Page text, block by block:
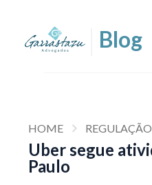
HOME
Uber segue
Paulo